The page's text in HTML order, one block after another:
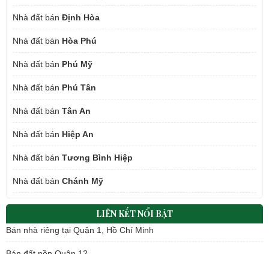
Nhà đất bán Định Hòa
Nhà đất bán Hòa Phú
Nhà đất bán Phú Mỹ
Nhà đất bán Phú Tân
Nhà đất bán Tân An
Nhà đất bán Hiệp An
Nhà đất bán Tương Bình Hiệp
Nhà đất bán Chánh Mỹ
LIÊN KẾT NỔI BẬT
Bán nhà riêng tại Quận 1, Hồ Chí Minh